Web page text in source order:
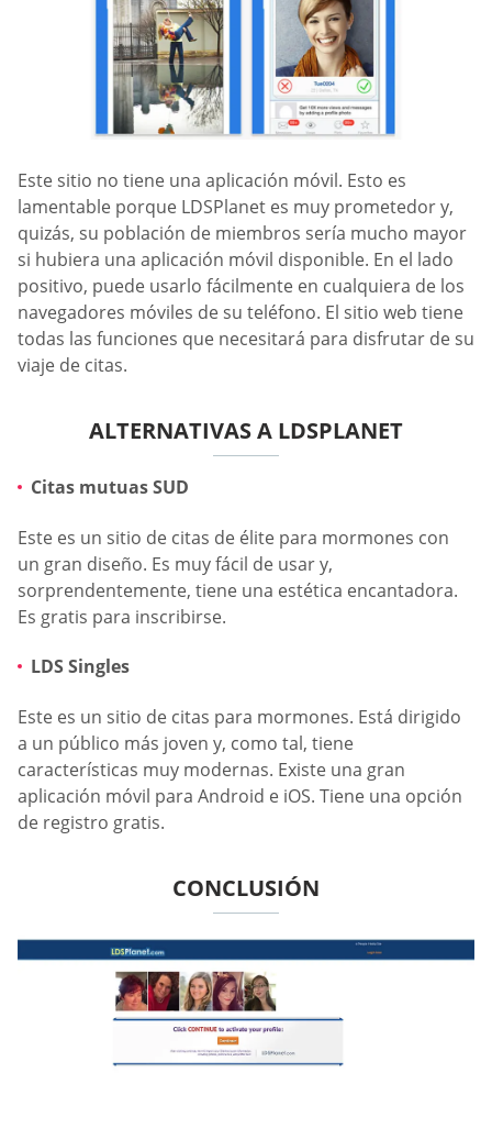
Este sitio no tiene una aplicación móvil. Esto es
lamentable porque LDSPlanet es muy prometedor y,
quizás, su población de miembros sería mucho mayor
si hubiera una aplicación móvil disponible. En el lado
positivo, puede usarlo fácilmente en cualquiera de los
navegadores móviles de su teléfono. El sitio web tiene
todas las funciones que necesitará para disfrutar de su
viaje de citas.
ALTERNATIVAS A LDSPLANET
Citas mutuas SUD
Este es un sitio de citas de élite para mormones con
un gran diseño. Es muy fácil de usar y,
sorprendentemente, tiene una estética encantadora.
Es gratis para inscribirse.
LDS Singles
Este es un sitio de citas para mormones. Está dirigido
a un público más joven y, como tal, tiene
características muy modernas. Existe una gran
aplicación móvil para Android e iOS. Tiene una opción
de registro gratis.
CONCLUSIÓN